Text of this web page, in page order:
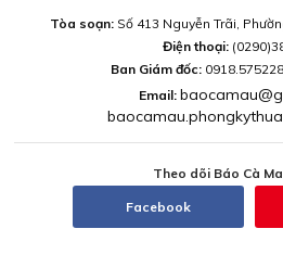
Tòa soạn:Số 413 Nguyễn Trãi,
Điện thoại:
Ban Giám đốc:
Email:
Theo dõi Báo Cà
Facebook